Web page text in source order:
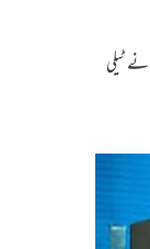
ٹیلی